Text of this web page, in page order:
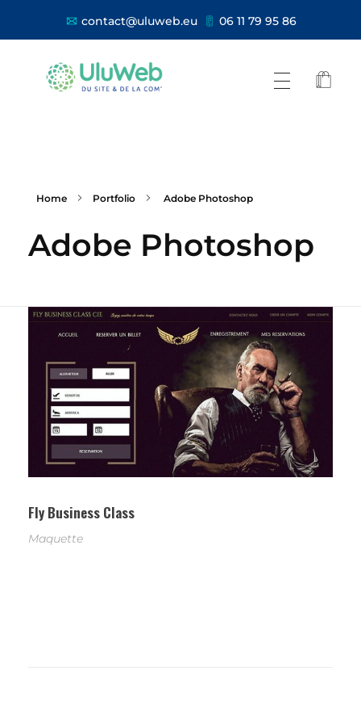
contact@uluweb.eu 06 11 79 95 86
Home Portfolio Adobe Photoshop
Adobe Photoshop
Fly Business Class
Maquette